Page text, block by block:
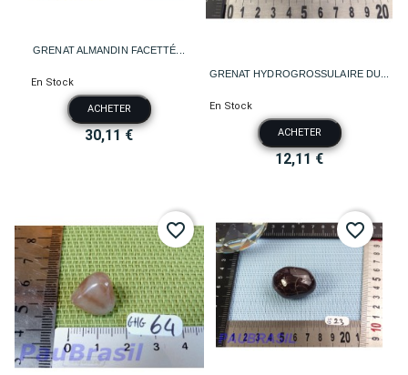
GRENAT ALMANDIN FACETTÉ...
En Stock
ACHETER
30,11 €
GRENAT HYDROGROSSULAIRE DU...
En Stock
ACHETER
12,11 €
favorite_border favorite_border